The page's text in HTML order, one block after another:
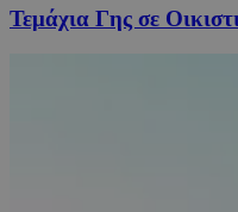
Τεμάχια Γης σε